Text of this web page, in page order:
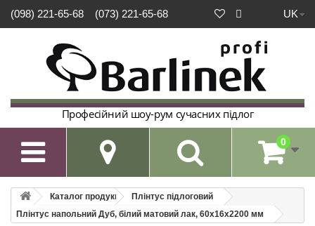
UK
(098) 221-65-68 (073) 221-65-68
Професійний шоу-рум сучасних підлог
 0
Каталог продукції
Плінтус підлоговий
Плінтус напольний Дуб, білий матовий лак, 60х16х2200 мм